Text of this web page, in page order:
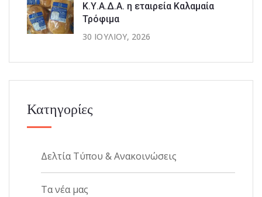
Κ.Υ.Α.Δ.Α. η εταιρεία Καλαμαία
Τρόφιμα
30 ΙΟΥΛΊΟΥ, 2026
Κατηγορίες
Δελτία Τύπου & Ανακοινώσεις
Τα νέα μας